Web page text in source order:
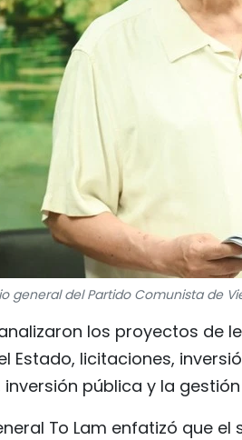
general del Partido Comunista de
los proyectos de
Estado, licitaciones,
pública y la
To Lam enfatizó que